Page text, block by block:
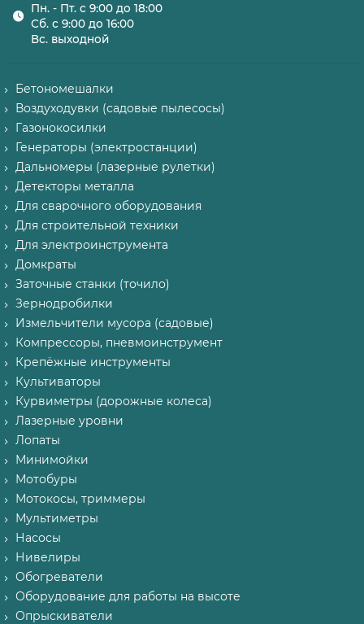
Пн. - Пт. с 9:00 до 18:00
Сб. с 9:00 до 16:00
Вс. выходной
Бетономешалки
Воздуходувки (садовые пылесосы)
Газонокосилки
Генераторы (электростанции)
Дальномеры (лазерные рулетки)
Детекторы металла
Для сварочного оборудования
Для строительной техники
Для электроинструмента
Домкраты
Заточные станки (точило)
Зернодробилки
Измельчители мусора (садовые)
Компрессоры, пневмоинструмент
Крепёжные инструменты
Культиваторы
Курвиметры (дорожные колеса)
Лазерные уровни
Лопаты
Минимойки
Мотобуры
Мотокосы, триммеры
Мультиметры
Насосы
Нивелиры
Обогреватели
Оборудование для работы на высоте
Опрыскиватели